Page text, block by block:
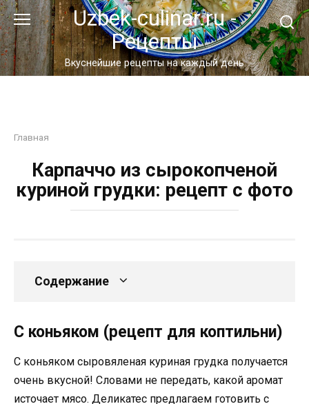
Перейти
к
контенту
Uzbek-culinar.ru -
Рецепты
Вкуснейшие рецепты на каждый день
Главная
Карпаччо из сырокопченой
куриной грудки: рецепт с фото
Содержание
С коньяком (рецепт для коптильни)
С коньяком сыровяленая куриная грудка получается
очень вкусной! Словами не передать, какой аромат
источает мясо. Деликатес предлагаем готовить с